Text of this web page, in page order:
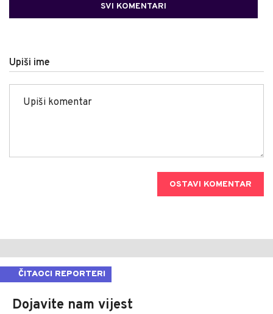
SVI KOMENTARI
Upiši ime
OSTAVI KOMENTAR
ČITAOCI REPORTERI
Dojavite nam vijest